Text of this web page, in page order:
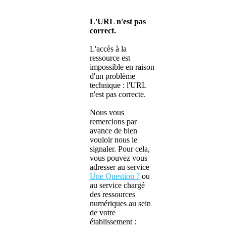
L'URL n'est pas
correct.
L'accès à la
ressource est
impossible en raison
d'un problème
technique : l'URL
n'est pas correcte.
Nous vous
remercions par
avance de bien
vouloir nous le
signaler. Pour cela,
vous pouvez vous
adresser au service
Une Question ?ou
au service chargé
des ressources
numériques au sein
de votre
établissement :